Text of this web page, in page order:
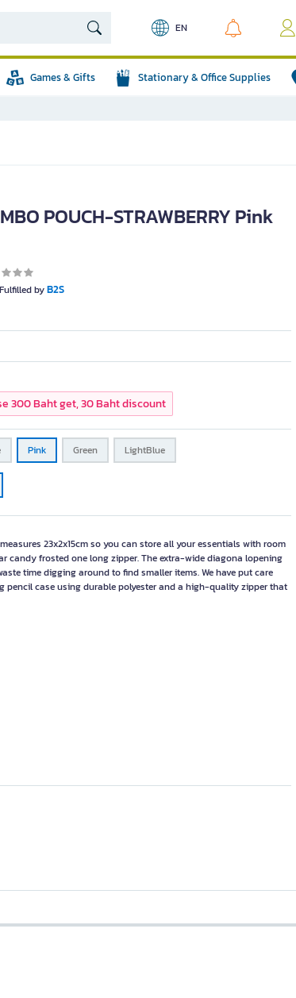
EN
Games & Gifts Stationary & Office Supplies
POUCH-STRAWBERRY Pink
Fulfilled byB2S
300 Baht get, 30 Baht discount
Pink Green LightBlue
23x2x15cm so you can store all your essentials with room
candy frosted one long zipper. The extra-wide diagona lopening
time digging around to find smaller items. We have put care
pencil case using durable polyester and a high-quality zipper that